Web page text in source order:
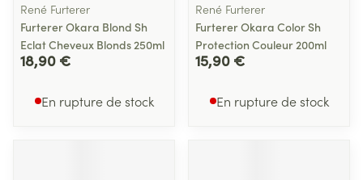
René Furterer
Furterer Okara Blond Sh
Eclat Cheveux Blonds 250ml
18,90 €
En rupture de stock
René Furterer
Furterer Okara Color Sh
Protection Couleur 200ml
15,90 €
En rupture de stock